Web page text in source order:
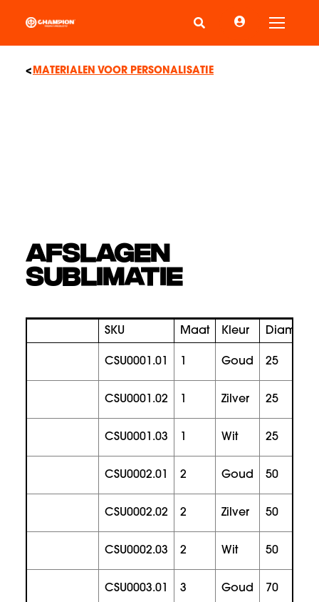
MATERIALEN VOOR PERSONALISATIE
AFSLAGEN
SUBLIMATIE
SKU Maat Kleur Diameter
CSU0001.01 goud 25
CSU0001.02 zilver 25
CSU0001.03 wit 25
CSU0002.01 2 goud 50
CSU0002.02 2 zilver 50
CSU0002.03 2 wit 50
CSU0003.01 3 goud 70